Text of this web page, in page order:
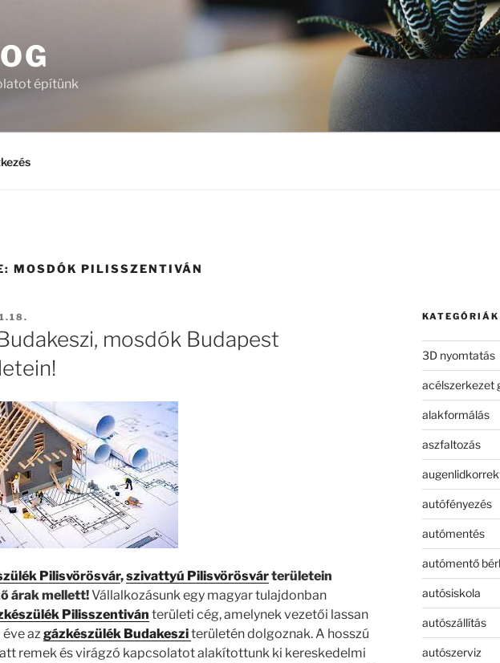
építünk
MOSDÓK PILISSZENTIVÁN
mosdók Budapest
Pilisvörösvár,szivattyú Pilisvörösvárterületein
árak mellett!Vállalkozásunk egy magyar tulajdonban
Pilisszentiván területi cég, amelynek vezetői lassan
az gázkészülék Budakesziterületén dolgoznak. A hosszú
remek és virágzó kapcsolatot alakítottunk ki kereskedelmi
KATEGÓRIÁK
3D nyomtatás
acélszerkezet
alakformálás
aszfaltozás
autófényezés
autómentés
autómentő
autósiskola
autószállítás
autószerviz